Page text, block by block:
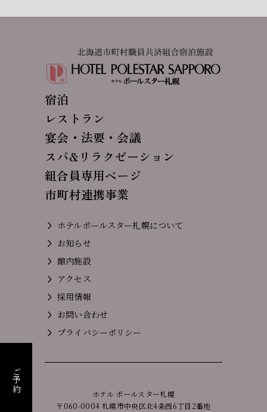
ご予約
宿泊
レストラン
宴会・法要・会議
スパ&リラクゼーション
組合員専用ページ
市町村連携事業
ホテルポールスター札幌について
お知らせ
館内施設
アクセス
採用情報
お問い合わせ
プライバシーポリシー
ホテル ポールスター札幌
〒060-0004 札幌市中央区北4条西6丁目2番地